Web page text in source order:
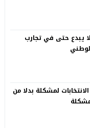
يبدع حتى في تجارب
لمشكلة بدلا من